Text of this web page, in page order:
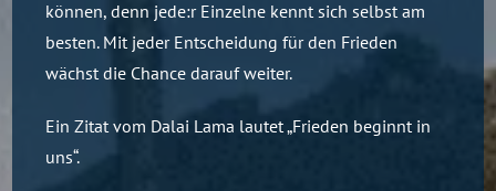
können, denn jede:r Einzelne kennt sich selbst am
besten. Mit jeder Entscheidung für den Frieden
wächst die Chance darauf weiter.
Ein Zitat vom Dalai Lama lautet „Frieden beginnt in
uns“.